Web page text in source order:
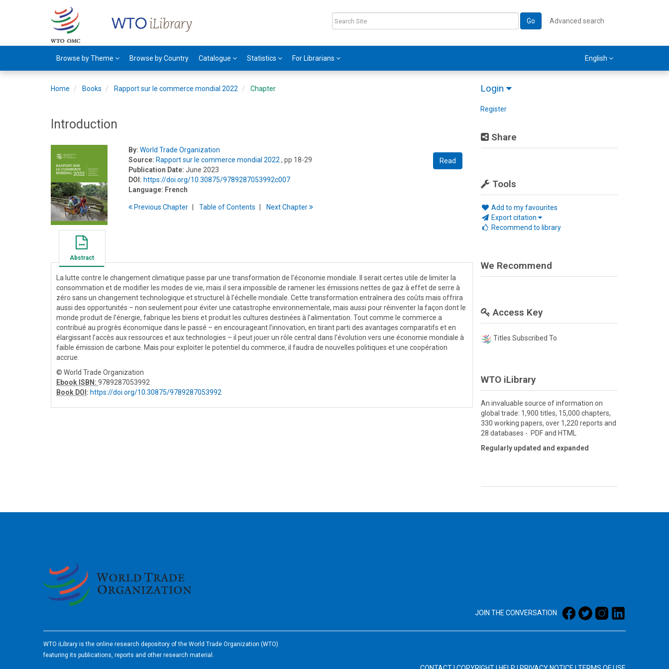
Go Advanced search
Browse by Theme Browse by Country Catalogue Statistics For Librarians English
Login
Register
Share
Tools
Add to my favourites
Export citation
Recommend to library
Home Books Rapport sur le commerce mondial 2022 Chapter
Introduction
Read
By: World Trade Organization
Source: Rapport sur le commerce mondial 2022 , pp 18-29
Publication Date: June 2023
DOI: https://doi.org/10.30875/9789287053992c007
Language: French
PreviousChapter Table ofContents NextChapter
Abstract
La lutte contre le changement climatique passe par une transformation de l’économie mondiale. Il serait certes utile de limiter la
consommation et de modifier les modes de vie, mais il sera impossible de ramener les émissions nettes de gaz à effet de serre à
zéro sans un changement technologique et structurel à l’échelle mondiale. Cette transformation entraînera des coûts mais offrira
aussi des opportunités – non seulement pour éviter une catastrophe environnementale, mais aussi pour réinventer la façon dont le
monde produit de l’énergie, fabrique les biens et produit les cultures destinées à l’alimentation. Tout comme le commerce a
contribué au progrès économique dans le passé – en encourageant l’innovation, en tirant parti des avantages comparatifs et en
élargissant l’accès aux ressources et aux technologies – il peut jouer un rôle central dans l’évolution vers une économie mondiale à
faible émission de carbone. Mais pour exploiter le potentiel du commerce, il faudra de nouvelles politiques et une coopération
accrue.
© World Trade Organization
Ebook ISBN: 9789287053992
Book DOI : https://doi.org/10.30875/9789287053992
We Recommend
Access Key
Titles Subscribed To
WTO iLibrary
An invaluable source of information on
global trade: 1,900 titles, 15,000 chapters,
330 working papers, over 1,220 reports and
28 databases - PDF and HTML
Regularly updated and expanded
JOIN THE CONVERSATION
WTO iLibrary is the online research depository of the World Trade Organization (WTO)
featuring its publications, reports and other research material.